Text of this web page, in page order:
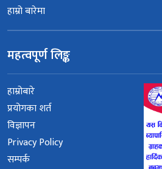
हाम्रो बारेमा
महत्वपूर्ण लिङ्क
हाम्रोबारे
प्रयोगका शर्त
विज्ञापन
Privacy Policy
सम्पर्क